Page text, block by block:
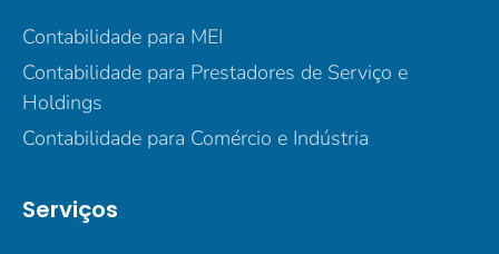
Contabilidade para MEI
Contabilidade para Prestadores de Serviço e
Holdings
Contabilidade para Comércio e Indústria
Serviços